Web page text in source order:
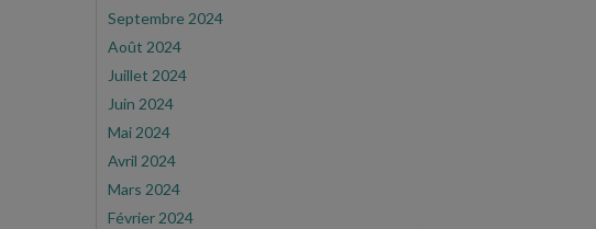
Septembre 2024
Août 2024
Juillet 2024
Juin 2024
Mai 2024
Avril 2024
Mars 2024
Février 2024